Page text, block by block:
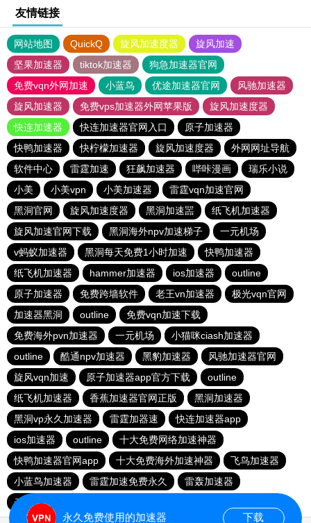
友情链接
网站地图 QuickQ 旋风加速度器
旋风加速
坚果加速器
tiktok加速器
狗急加速器官网
免费vqn外网加速
小蓝鸟 优途加速器官网
风驰加速器
旋风加速器
免费vps加速器外网苹果版
旋风加速度器
快连加速器
快连加速器官网入口
原子加速器
快鸭加速器
快柠檬加速器 旋风加速度器
外网网址导航
软件中心
雷霆加速 狂飙加速器 哔咔漫画
瑞乐小说
小美
小美vpn 小美加速器
雷霆vqn加速官网
黑洞官网
旋风加速度器 黑洞加速噐
纸飞机加速器
旋风加速官网下载
黑洞海外npv加速梯子
一元机场
v蚂蚁加速器
黑洞每天免费1小时加速
快鸭加速器
纸飞机加速器
hammer加速器 ios加速器
outline
原子加速器
免费跨墙软件 老王vn加速器
极光vqn官网
加速器黑洞
outline
免费vqn加速下载
免费海外pvn加速器
一元机场
小猫咪ciash加速器
outline
酷通npv加速器 黑豹加速器
风驰加速器官网
旋风vqn加速
原子加速器app官方下载
outline
纸飞机加速器
香蕉加速器官网正版
黑洞加速器
黑洞vp永久加速器
雷霆加器速
快连加速器app
ios加速器
outline
十大免费网络加速神器
快鸭加速器官网app
十大免费海外加速神器
飞鸟加速器
小蓝鸟加速器
雷霆加速免费永久
雷轰加速器
云帆加速器
永久免费使用的加速器 下载